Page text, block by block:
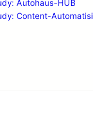
Autohaus-HUB
Content-